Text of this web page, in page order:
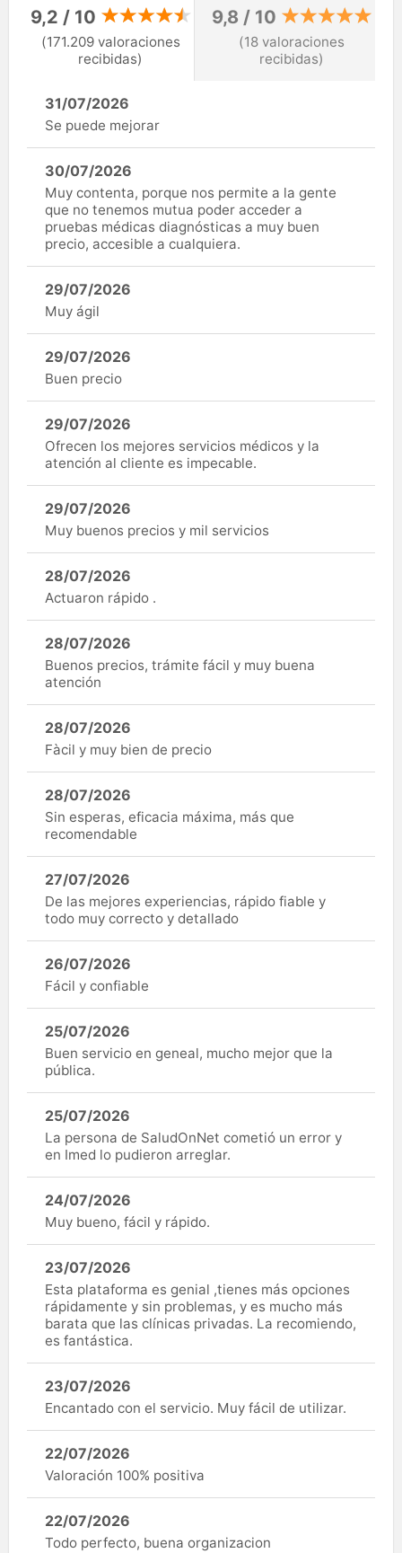
9,2 / 10
(171.209 valoraciones
recibidas)
9,8 / 10
(18 valoraciones
recibidas)
31/07/2026
Se puede mejorar
30/07/2026
Muy contenta, porque nos permite a la gente
que no tenemos mutua poder acceder a
pruebas médicas diagnósticas a muy buen
precio, accesible a cualquiera.
29/07/2026
Muy ágil
29/07/2026
Buen precio
29/07/2026
Ofrecen los mejores servicios médicos y la
atención al cliente es impecable.
29/07/2026
Muy buenos precios y mil servicios
28/07/2026
Actuaron rápido .
28/07/2026
Buenos precios, trámite fácil y muy buena
atención
28/07/2026
Fàcil y muy bien de precio
28/07/2026
Sin esperas, eficacia máxima, más que
recomendable
27/07/2026
De las mejores experiencias, rápido fiable y
todo muy correcto y detallado
26/07/2026
Fácil y confiable
25/07/2026
Buen servicio en geneal, mucho mejor que la
pública.
25/07/2026
La persona de SaludOnNet cometió un error y
en Imed lo pudieron arreglar.
24/07/2026
Muy bueno, fácil y rápido.
23/07/2026
Esta plataforma es genial ,tienes más opciones
rápidamente y sin problemas, y es mucho más
barata que las clínicas privadas. La recomiendo,
es fantástica.
23/07/2026
Encantado con el servicio. Muy fácil de utilizar.
22/07/2026
Valoración 100% positiva
22/07/2026
Todo perfecto, buena organizacion